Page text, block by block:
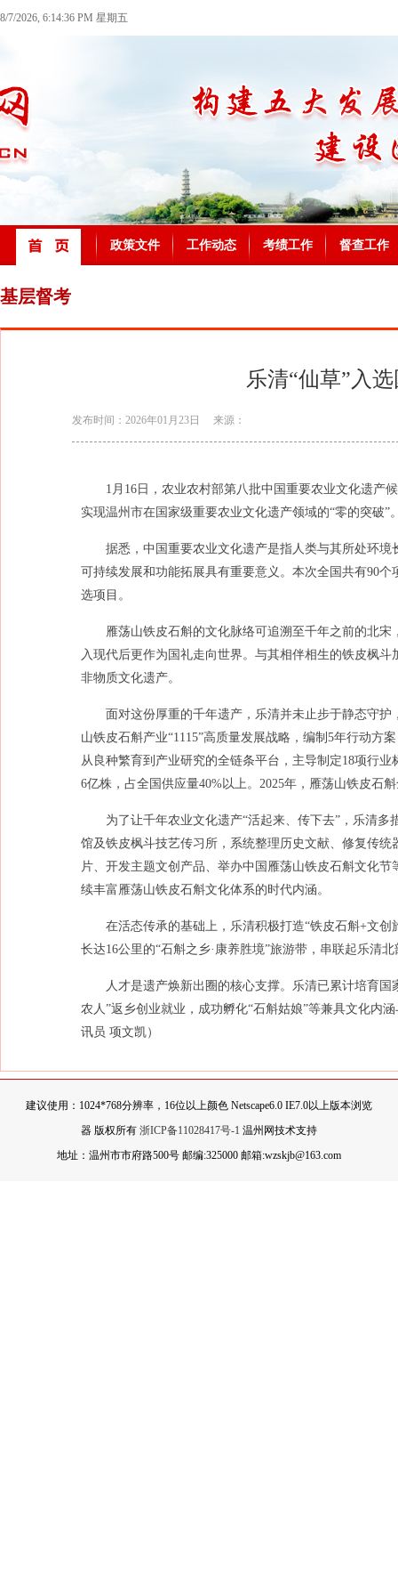
8/7/2026, 6:14:36 PM 星期五
政策文件 工作动态 考绩工作 督查工作
基层督考
乐清“仙草”入
发布时间：2026年01月23日 来源：
1月16日，农业农村部第八批中国重要农业文化遗产
实现温州市在国家级重要农业文化遗产领域的“零的突破”
据悉，中国重要农业文化遗产是指人类与其所处环
可持续发展和功能拓展具有重要意义。本次全国共有90
选项目。
雁荡山铁皮石斛的文化脉络可追溯至千年之前的北
入现代后更作为国礼走向世界。与其相伴相生的铁皮枫
非物质文化遗产。
面对这份厚重的千年遗产，乐清并未止步于静态守
山铁皮石斛产业“1115”高质量发展战略，编制5年行动方
从良种繁育到产业研究的全链条平台，主导制定18项行
6亿株，占全国供应量40%以上。2025年，雁荡山铁皮石
为了让千年农业文化遗产“活起来、传下去”，乐清
馆及铁皮枫斗技艺传习所，系统整理历史文献、修复传
片、开发主题文创产品、举办中国雁荡山铁皮石斛文化
续丰富雁荡山铁皮石斛文化体系的时代内涵。
在活态传承的基础上，乐清积极打造“铁皮石斛+文
长达16公里的“石斛之乡·康养胜境”旅游带，串联起乐清
人才是遗产焕新出圈的核心支撑。乐清已累计培育
农人”返乡创业就业，成功孵化“石斛姑娘”等兼具文化内
讯员 项文凯）
建议使用：1024*768分辨率，16位以上颜色 Netscape6.0 IE7.0以上版本浏览
器 版权所有 浙ICP备11028417号-1 温州网技术支持
地址：温州市市府路500号 邮编:325000 邮箱:wzskjb@163.com